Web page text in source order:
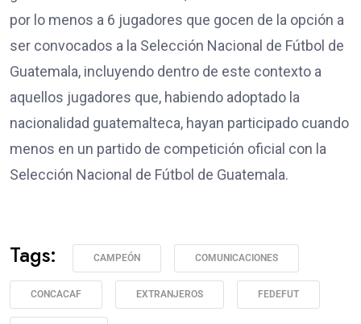
por lo menos a 6 jugadores que gocen de la opción a
ser convocados a la Selección Nacional de Fútbol de
Guatemala, incluyendo dentro de este contexto a
aquellos jugadores que, habiendo adoptado la
nacionalidad guatemalteca, hayan participado cuando
menos en un partido de competición oficial con la
Selección Nacional de Fútbol de Guatemala.
Tags: CAMPEÓN COMUNICACIONES
CONCACAF EXTRANJEROS FEDEFUT